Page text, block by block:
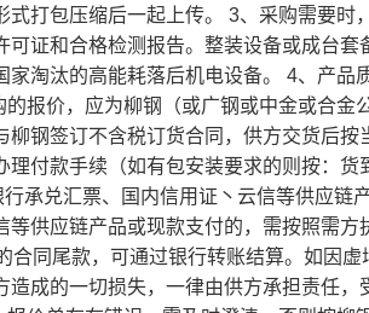
式打包压缩后一起上传。 3、采购需要
可证和合格检测报告。整装设备或成台
家淘汰的高能耗落后机电设备。 4、产
的报价，应为柳钢（或广钢或中金或合
柳钢签订不含税订货合同，供方交货后
理付款手续（如有包安装要求的则按：
承兑汇票、国内信用证丶云信等供应链
等供应链产品或现款支付的，需按照需
合同尾款，可通过银行转账结算。如因
造成的一切损失，一律由供方承担责任